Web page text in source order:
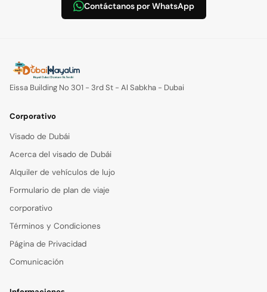
Contáctanos por WhatsApp
Eissa Building No 301 - 3rd St - Al Sabkha - Dubai
Corporativo
Visado de Dubái
Acerca del visado de Dubái
Alquiler de vehículos de lujo
Formulario de plan de viaje
corporativo
Términos y Condiciones
Página de Privacidad
Comunicación